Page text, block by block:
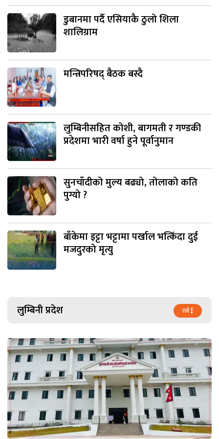
डुबानमा पर्दै एसियाकै ठुलो शिला
शालिग्राम
मन्त्रिपरिषद् बैठक बस्दै
लुम्बिनीसहित कोशी, बागमती र गण्डकी
प्रदेशमा भारी वर्षा हुने पूर्वानुमान
सुनचाँदीको मुल्य बढ्यो, तोलाको कति
पुग्यो ?
बाँकेमा इट्टा भट्टामा पर्खाल भत्किँदा दुई
मजदुरको मृत्यु
लुम्बिनी प्रदेश सबै